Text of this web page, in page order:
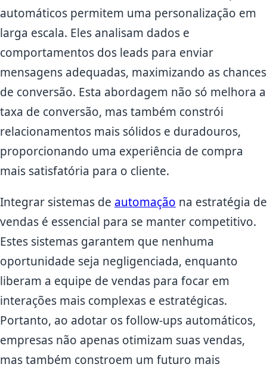
automáticos permitem uma personalização em
larga escala. Eles analisam dados e
comportamentos dos leads para enviar
mensagens adequadas, maximizando as chances
de conversão. Esta abordagem não só melhora a
taxa de conversão, mas também constrói
relacionamentos mais sólidos e duradouros,
proporcionando uma experiência de compra
mais satisfatória para o cliente.
Integrar sistemas de automação na estratégia de
vendas é essencial para se manter competitivo.
Estes sistemas garantem que nenhuma
oportunidade seja negligenciada, enquanto
liberam a equipe de vendas para focar em
interações mais complexas e estratégicas.
Portanto, ao adotar os follow-ups automáticos,
empresas não apenas otimizam suas vendas,
mas também constroem um futuro mais